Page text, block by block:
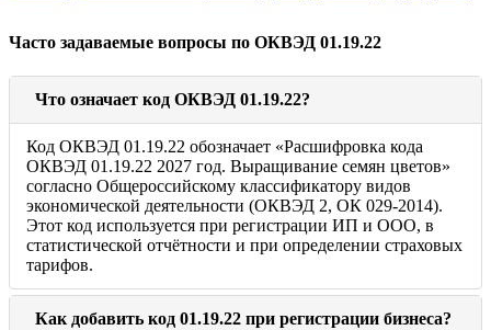
Часто задаваемые вопросы по ОКВЭД 01.19.22
Что означает код ОКВЭД 01.19.22?
Код ОКВЭД 01.19.22 обозначает «Расшифровка кода
ОКВЭД 01.19.22 2027 год. Выращивание семян цветов»
согласно Общероссийскому классификатору видов
экономической деятельности (ОКВЭД 2, ОК 029-2014).
Этот код используется при регистрации ИП и ООО, в
статистической отчётности и при определении страховых
тарифов.
Как добавить код 01.19.22 при регистрации бизнеса?